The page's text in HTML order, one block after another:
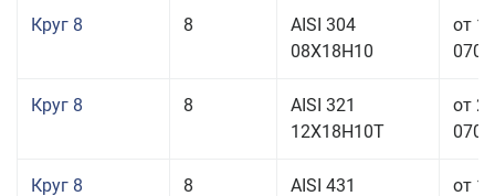
Круг 8 8
AISI 304
08Х18Н10
от
Круг 8 8
AISI 321
12Х18Н10Т
от
Круг 8 8
AISI 431
от